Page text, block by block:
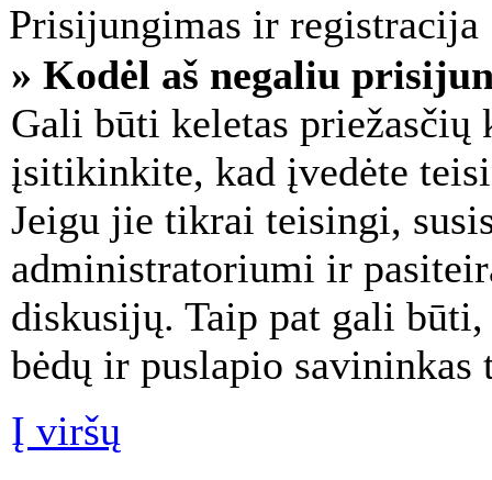
Prisijungimas ir registracija
» Kodėl aš negaliu
Gali būti keletas
įsitikinkite, kad įvedėte
Jeigu jie tikrai teisingi,
administratoriumi ir
diskusijų. Taip pat gali
bėdų ir puslapio
Į viršų